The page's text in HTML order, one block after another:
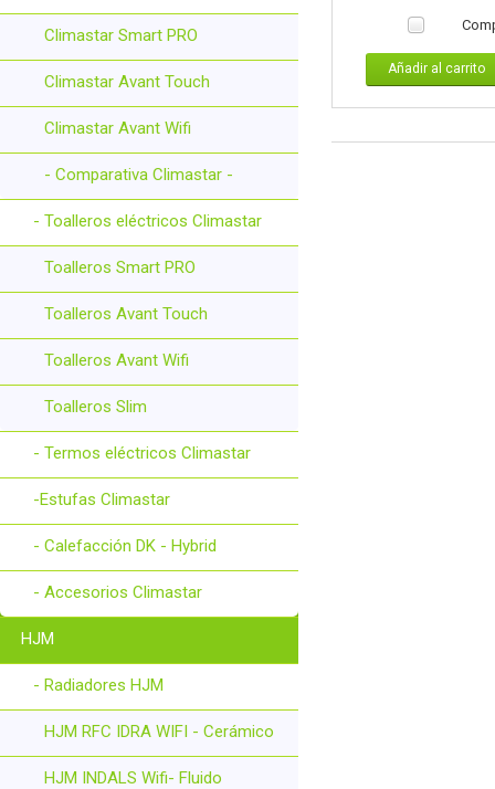
Climastar Smart PRO
Climastar Avant Touch
Climastar Avant Wifi
- Comparativa Climastar -
- Toalleros eléctricos Climastar
Toalleros Smart PRO
Toalleros Avant Touch
Toalleros Avant Wifi
Toalleros Slim
- Termos eléctricos Climastar
-Estufas Climastar
- Calefacción DK - Hybrid
- Accesorios Climastar
HJM
- Radiadores HJM
HJM RFC IDRA WIFI - Cerámico
HJM INDALS Wifi- Fluido
Añadir al carrito